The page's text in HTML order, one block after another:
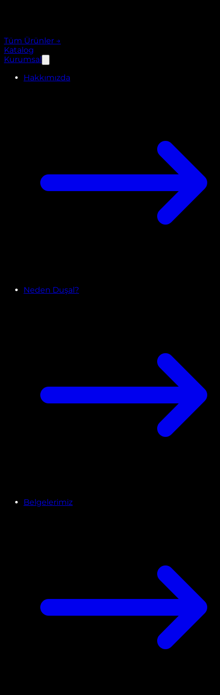
Tüm Ürünler →
Katalog
Kurumsal
Hakkımızda
Neden Duşal?
Belgelerimiz